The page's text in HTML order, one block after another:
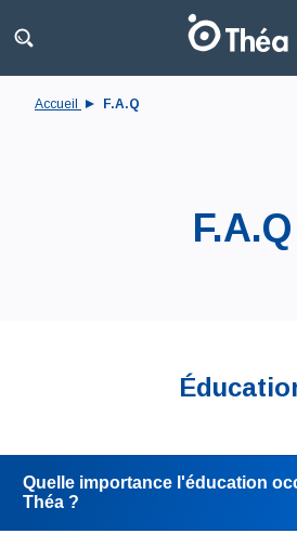
Accueil F.A.Q
F.A.Q
Quelle importance l'éducation
Théa ?